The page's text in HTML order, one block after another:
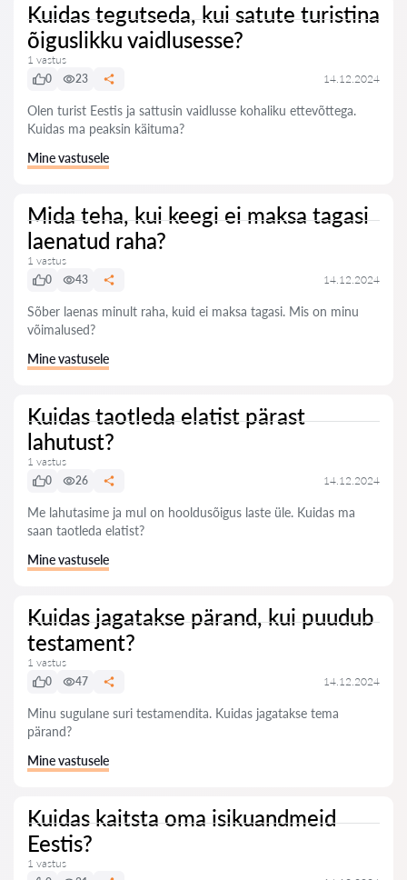
Kuidas tegutseda, kui satute turistina
õiguslikku vaidlusesse?
1 vastus
0
23 14.12.2024
Olen turist Eestis ja sattusin vaidlusse kohaliku ettevõttega.
Kuidas ma peaksin käituma?
Mine vastusele
Mida teha, kui keegi ei maksa tagasi
laenatud raha?
1 vastus
0
43 14.12.2024
Sõber laenas minult raha, kuid ei maksa tagasi. Mis on minu
võimalused?
Mine vastusele
Kuidas taotleda elatist pärast
lahutust?
1 vastus
0
26 14.12.2024
Me lahutasime ja mul on hooldusõigus laste üle. Kuidas ma
saan taotleda elatist?
Mine vastusele
Kuidas jagatakse pärand, kui puudub
testament?
1 vastus
0
47 14.12.2024
Minu sugulane suri testamendita. Kuidas jagatakse tema
pärand?
Mine vastusele
Kuidas kaitsta oma isikuandmeid
Eestis?
1 vastus